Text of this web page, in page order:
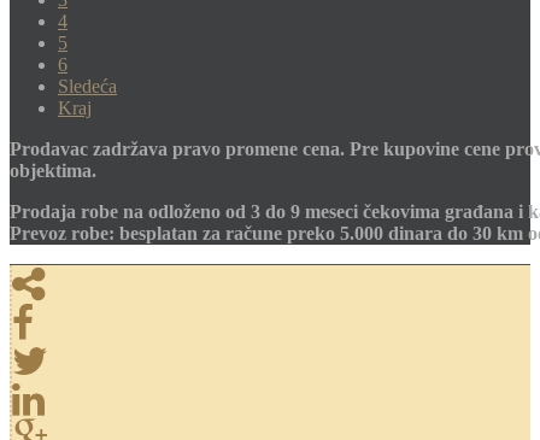
4
5
6
Sledeća
Kraj
Prodavac zadržava pravo promene cena. Pre kupovine cene
objektima.
Prodaja robe na odloženo od 3 do 9 meseci čekovima građana i
Prevoz robe: besplatan za račune preko 5.000 dinara do 30 km